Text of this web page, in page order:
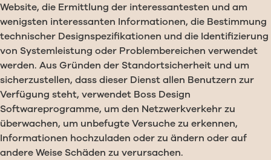
Website, die Ermittlung der interessantesten und am
wenigsten interessanten Informationen, die Bestimmung
technischer Designspezifikationen und die Identifizierung
von Systemleistung oder Problembereichen verwendet
werden. Aus Gründen der Standortsicherheit und um
sicherzustellen, dass dieser Dienst allen Benutzern zur
Verfügung steht, verwendet Boss Design
Softwareprogramme, um den Netzwerkverkehr zu
überwachen, um unbefugte Versuche zu erkennen,
Informationen hochzuladen oder zu ändern oder auf
andere Weise Schäden zu verursachen.